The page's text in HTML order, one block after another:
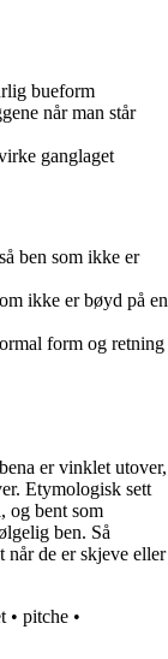
bueform
når man står
ganglaget
ben som ikke er
ikke er bøyd på en
form og retning
er vinklet utover,
Etymologisk sett
og bent som
ben. Så
når de er skjeve eller
• pitche •